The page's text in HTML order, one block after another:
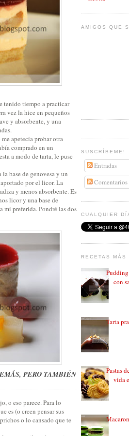
tenido tiempo a practicar
vez la hice en pequeños
y absorbente, y una
apetecía probar otra
comprado en un
a modo de tarta, le puse
base de genovesa y un
por el licor. La
y menos absorbente. Es
licor y una base de
mi preferida. Pondré las dos
PERO TAMBIÉN
o eso parece. Para lo
es (o creen pensar sus
o lo cansado que te
AMIGOS QUE
SUSCRÍBEME!
Entradas
Comentarios
CUALQUIER
RECETAS MÁS
con
Tarta
Pastas
vida